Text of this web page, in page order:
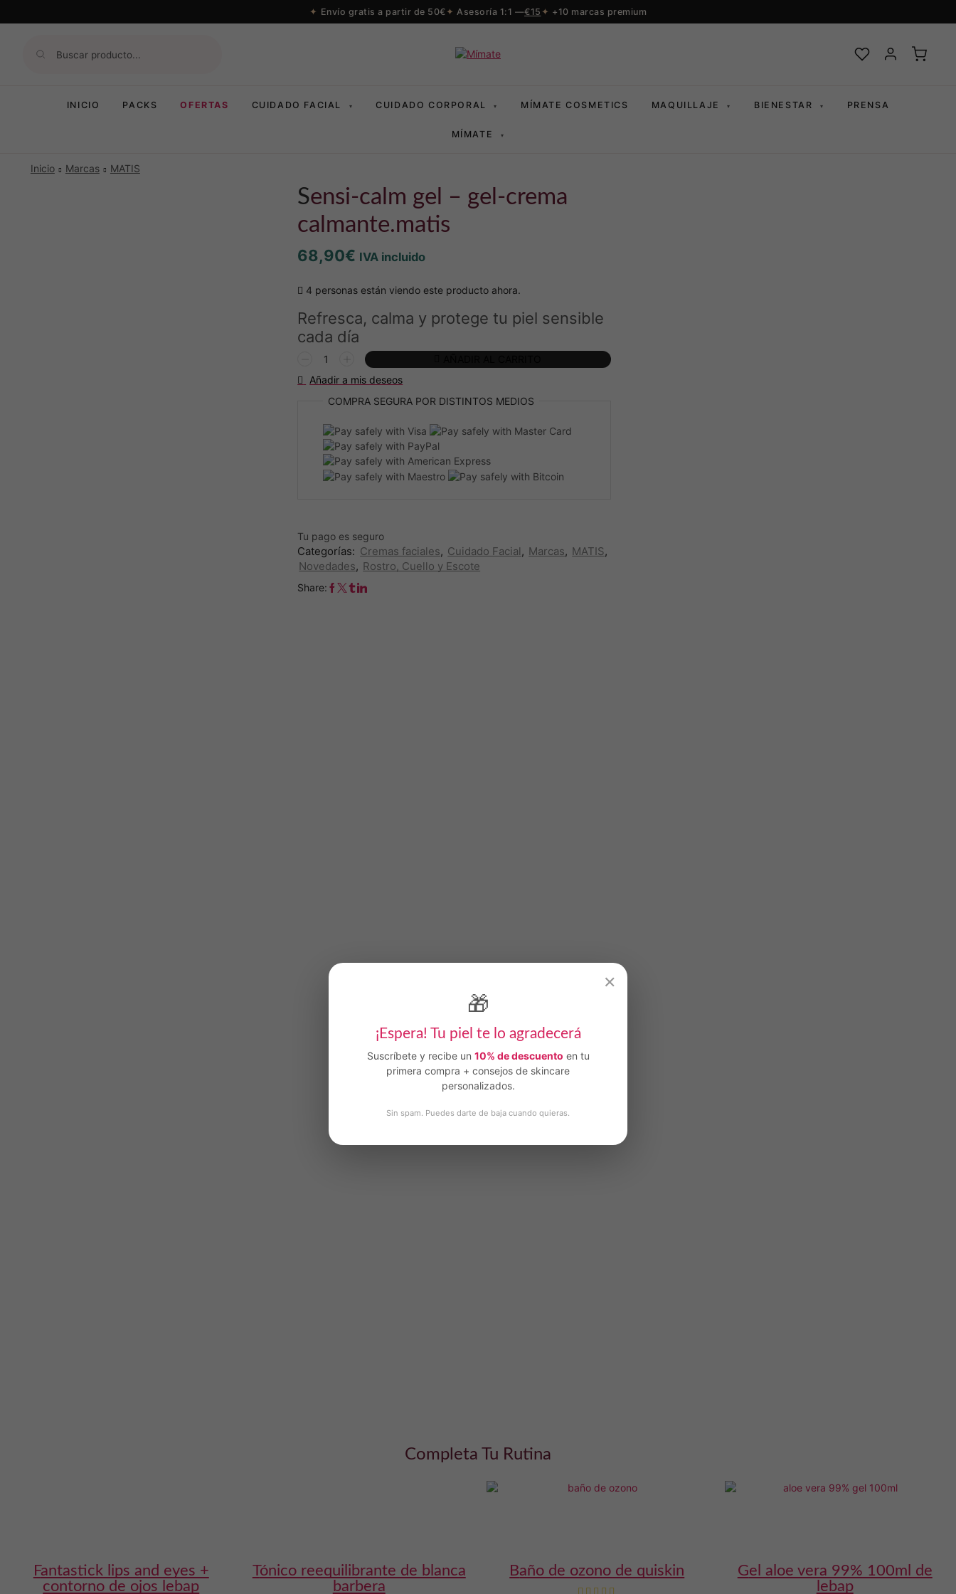
Envío gratis a partir de 50€ Asesoría 1:1 —€15 +10 marcas premium
INICIO PACKS OFERTAS CUIDADO FACIAL ▾ CUIDADO CORPORAL ▾ MÍMATE COSMETICS MAQUILLAJE ▾ BIENESTAR ▾ PRENSA
MÍMATE ▾
Inicio Marcas MATIS
sensi-calm gel – gel-crema
calmante.matis
68,90€ IVA incluido
4 personas están viendo este producto ahora.
Refresca, calma y protege tu piel sensible
cada día
SENSI-
GEL
Crema
Calmante.MATIS
cantidad
Añadir a mis deseos
COMPRA SEGURA POR DISTINTOS MEDIOS
Tu pago es seguro
Categorías: Cremas faciales, Cuidado Facial , Marcas, MATIS,
Novedades, Rostro, Cuello y Escote
Share:
Completa Tu Rutina
fantastick lips and eyes +
contorno de ojos lebap
tónico reequilibrante de blanca
barbera
baño de ozono de quiskin
gel aloe vera 99% 100ml de
lebap
✕
🎁
¡Espera! Tu piel te lo agradecerá
Suscríbete y recibe un 10% de descuento en tu
primera compra + consejos de skincare
personalizados.
Sin spam. Puedes darte de baja cuando quieras.